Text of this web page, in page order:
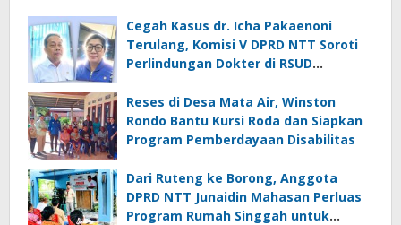
Cegah Kasus dr. Icha Pakaenoni
Terulang, Komisi V DPRD NTT Soroti
Perlindungan Dokter di RSUD
Reses di Desa Mata Air, Winston
Rondo Bantu Kursi Roda dan Siapkan
Program Pemberdayaan Disabilitas
Dari Ruteng ke Borong, Anggota
DPRD NTT Junaidin Mahasan Perluas
Program Rumah Singgah untuk